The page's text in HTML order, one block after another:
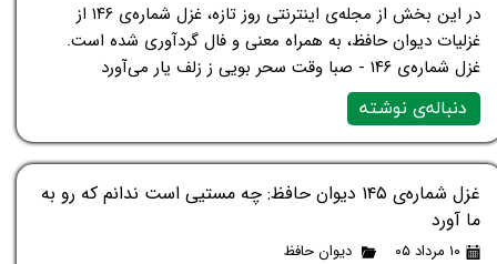
در این بخش از مجله‌ی اینترنتی روز تازه، غزل شماره‌ی ۱۴۶ از
غزلیات دیوان حافظ، به همراه معنی و فال گردآوری شده است.
غزل شماره‌ی ۱۴۶ - صبا وقت سحر بویی ز زلف یار می‌آورد
دنباله‌ی نوشته
غزل شماره‌ی ۱۴۵ دیوان حافظ: چه مستیی است ندانم که رو به
ما آورد
۱۰ مرداد ۰۵ دیوان حافظ